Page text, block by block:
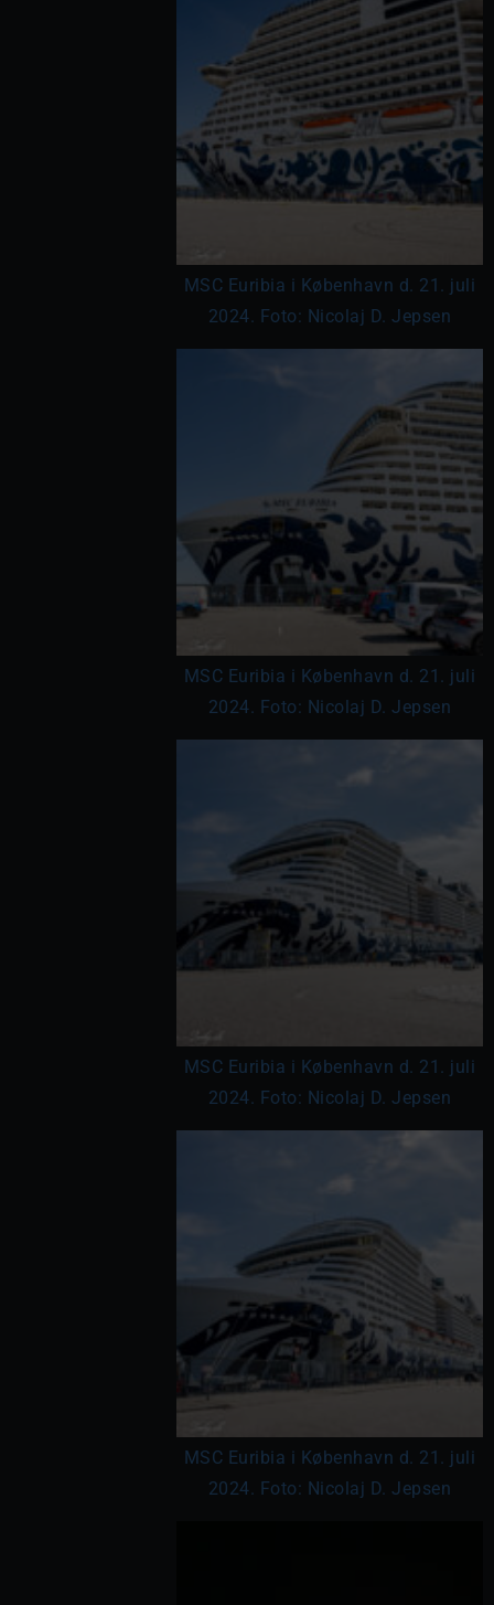
MSC Euribia i København d. 21. juli
2024. Foto: Nicolaj D. Jepsen
MSC Euribia i København d. 21. juli
2024. Foto: Nicolaj D. Jepsen
MSC Euribia i København d. 21. juli
2024. Foto: Nicolaj D. Jepsen
MSC Euribia i København d. 21. juli
2024. Foto: Nicolaj D. Jepsen